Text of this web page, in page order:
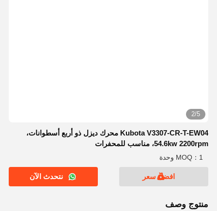
2/5
Kubota V3307-CR-T-EW04 محرك ديزل ذو أربع أسطوانات،
54.6kw 2200rpm، مناسب للمحفرات
MOQ：1 وحدة
افضل سعر نتحدث الآن
منتوج وصف